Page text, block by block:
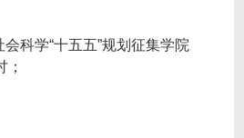
科学“十五五”规划征集学院